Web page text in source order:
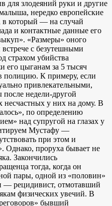
для злодеяний руки и другие
нередко европейские
в который — на случай
и контактные данные его
«Размеры» оного
с безутешными
страхом убийства
его цыганам за 5 тысяч
полицию. К примеру, если
привлекательными,
после недели-другой
несчастных у них на дому. В
по определению
над супругой на глазах у
Мустафу —
при этом и
Однако, проруха бывает не
Закончились
тогда, когда он
пары, одной из «половин»
рецидивист, отмотавший
физических увечий. В
бывший